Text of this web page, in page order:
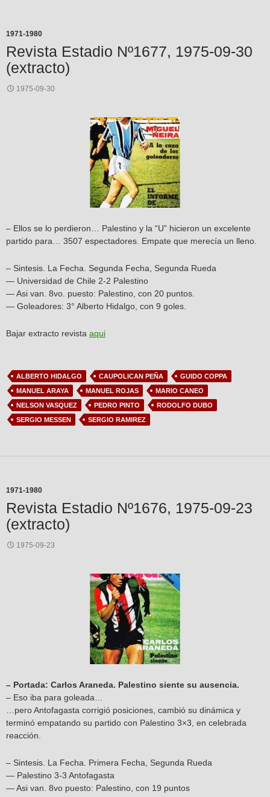
1971-1980
Revista Estadio Nº1677, 1975-09-30
(extracto)
1975-09-30
– Ellos se lo perdieron… Palestino y la “U” hicieron un excelente
partido para… 3507 espectadores. Empate que merecía un lleno.
– Sintesis. La Fecha. Segunda Fecha, Segunda Rueda
— Universidad de Chile 2-2 Palestino
— Asi van. 8vo. puesto: Palestino, con 20 puntos.
— Goleadores: 3° Alberto Hidalgo, con 9 goles.
Bajar extracto revista aqui
ALBERTO HIDALGO CAUPOLICAN PEÑA
GUIDO COPPA
MANUEL ARAYA
MANUEL ROJAS
MARIO CANEO
NELSON VASQUEZ
PEDRO PINTO
RODOLFO DUBO
SERGIO MESSEN
SERGIO RAMIREZ
1971-1980
Revista Estadio Nº1676, 1975-09-23
(extracto)
1975-09-23
– Portada: Carlos Araneda. Palestino siente su ausencia.
– Eso iba para goleada…
…pero Antofagasta corrigió posiciones, cambió su dinámica y
terminó empatando su partido con Palestino 3×3, en celebrada
reacción.
– Sintesis. La Fecha. Primera Fecha, Segunda Rueda
— Palestino 3-3 Antofagasta
— Asi van. 8vo puesto: Palestino, con 19 puntos